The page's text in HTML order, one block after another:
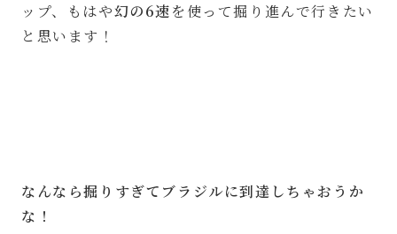
ップ、もはや幻の6速を使って掘り進んで行きたい
と思います！
なんなら掘りすぎてブラジルに到達しちゃおうか
な！